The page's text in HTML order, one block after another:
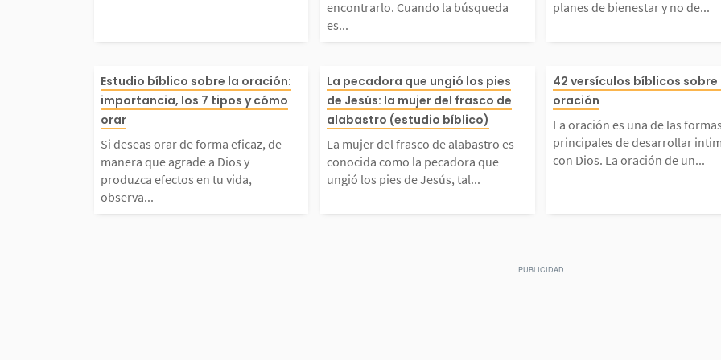
Babilonia. Ellos pensaban q
ue volverían pronto a Israel,
pero...
la búsqueda es genuina, con
deseo profundo y dedicación,
él se deja...
encontrarlo. Cuando la búsqueda
es...
ar y no de
orvenir y
as 29:11...
planes de bienestar y no de...
Si deseas orar de forma efica
z, de manera que agrade a D
ios y produzca efectos en tu
vida, observa cuidadosament
Estudio bíblico sobre la oración:
importancia, los 7 tipos y cómo
orar
Si deseas orar de forma eficaz, de
manera que agrade a Dios y
produzca efectos en tu vida,
observa...
La mujer del frasco de alaba
stro es conocida como la pec
adora que ungió los pies de
Jesús, tal como se describe e
La pecadora que ungió los pies
de Jesús: la mujer del frasco de
alabastro (estudio bíblico)
La mujer del frasco de alabastro es
conocida como la pecadora que
ungió los pies de Jesús, tal...
La oración es
mas
ar intimidad
ación de un
42 versículos bíblicos sobre
oración
La oración es una de las formas
principales de desarrollar
con Dios. La oración de un...